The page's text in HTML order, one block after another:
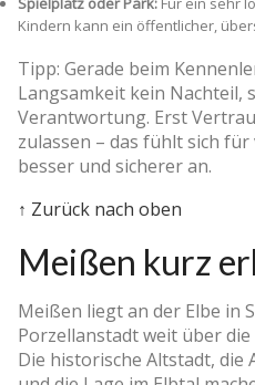
Kindern kann ein öffentlicher,
Tipp: Gerade beim
Langsamkeit kein Nachteil,
Verantwortung. Erst
zulassen – das fühlt sich
besser und sicherer an.
↑ Zurück nach oben
Meißen kurz
Meißen liegt an der Elbe in
Porzellanstadt weit über
Die historische Altstadt, die